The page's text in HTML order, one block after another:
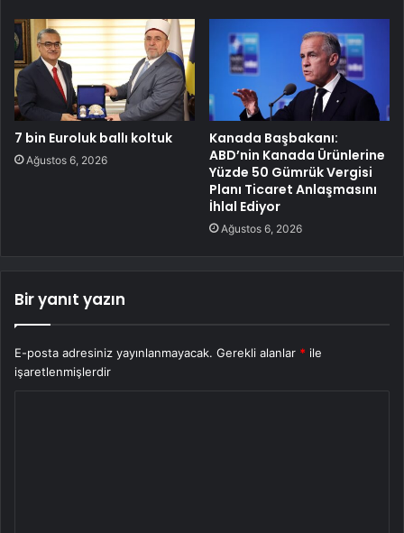
7 bin Euroluk ballı koltuk
Ağustos 6, 2026
Kanada Başbakanı:
ABD’nin Kanada Ürünlerine
Yüzde 50 Gümrük Vergisi
Planı Ticaret Anlaşmasını
İhlal Ediyor
Ağustos 6, 2026
Bir yanıt yazın
E-posta adresiniz yayınlanmayacak. Gerekli alanlar * ile
işaretlenmişlerdir